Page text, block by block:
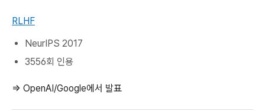
RLHF
NeurIPS 2017
3556회 인용
⇒ OpenAI/Google에서 발표